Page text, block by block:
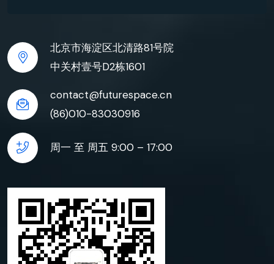
北京市海淀区北清路81号院
中关村壹号D2栋1601
contact@futurespace.cn
(86)010-83030916
周一 至 周五 9:00 – 17:00